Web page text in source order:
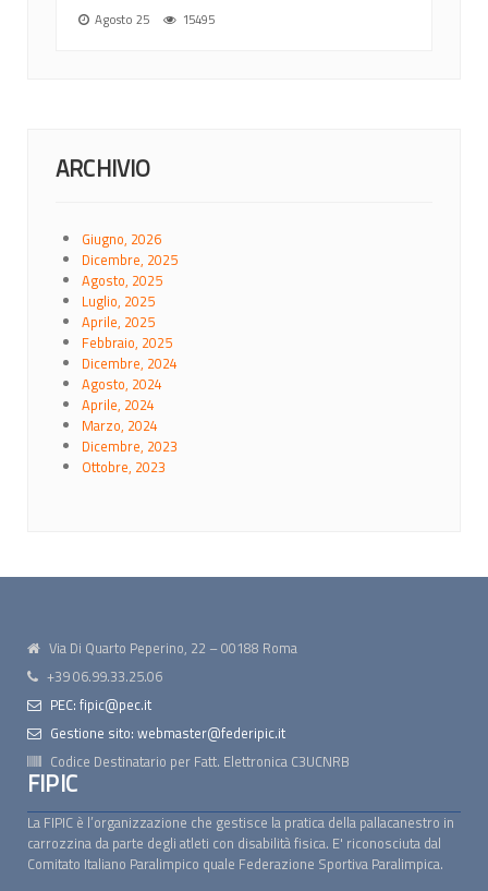
Agosto 25 15495
ARCHIVIO
Giugno, 2026
Dicembre, 2025
Agosto, 2025
Luglio, 2025
Aprile, 2025
Febbraio, 2025
Dicembre, 2024
Agosto, 2024
Aprile, 2024
Marzo, 2024
Dicembre, 2023
Ottobre, 2023
Via Di Quarto Peperino, 22 – 00188 Roma
+39 06.99.33.25.06
PEC: fipic@pec.it
Gestione sito: webmaster@federipic.it
Codice Destinatario per Fatt. Elettronica C3UCNRB
FIPIC
La FIPIC è l’organizzazione che gestisce la pratica della pallacanestro in
carrozzina da parte degli atleti con disabilità fisica. E' riconosciuta dal
Comitato Italiano Paralimpico quale Federazione Sportiva Paralimpica.